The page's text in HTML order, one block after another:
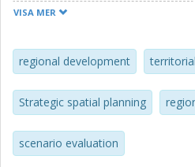
planning processes. Taking
sets the ground for regional
VISA MER
regional development
Strategic spatial planning
scenario evaluation